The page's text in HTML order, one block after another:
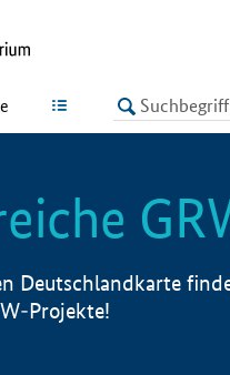
LISTE
Deutschlandkarte
Projekte!